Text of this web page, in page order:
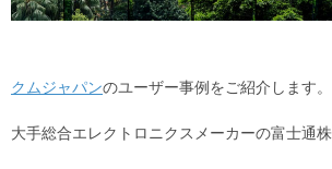
クムジャパンのユーザー事例をご紹介します。
大手総合エレクトロニクスメーカーの富士通株